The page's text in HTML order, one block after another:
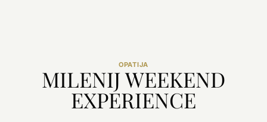
OPATIJA
MILENIJ WEEKEND
EXPERIENCE